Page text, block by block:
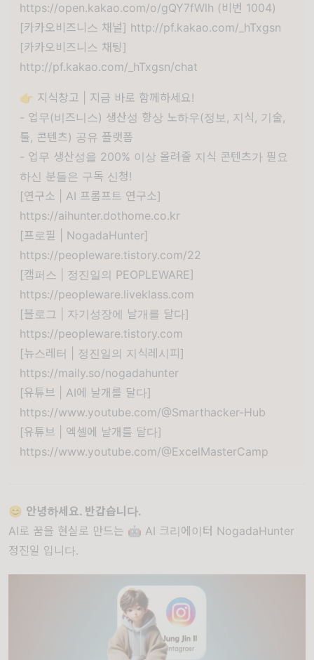
https://open.kakao.com/o/gQY7fWlh (비번 1004)
[카카오비즈니스 채널] http://pf.kakao.com/_hTxgsn
[카카오비즈니스 채팅]
http://pf.kakao.com/_hTxgsn/chat
👉 지식창고 | 지금 바로 함께하세요!
- 업무(비즈니스) 생산성 향상 노하우(정보, 지식, 기술,
툴, 콘텐츠) 공유 플랫폼
- 업무 생산성을 200% 이상 올려줄 지식 콘텐츠가 필요
하신 분들은 구독 신청!
[연구소 | AI 프롬프트 연구소]
https://aihunter.dothome.co.kr
[프로필 | NogadaHunter]
https://peopleware.tistory.com/22
[캠퍼스 | 정진일의 PEOPLEWARE]
https://peopleware.liveklass.com
[블로그 | 자기성장에 날개를 달다]
https://peopleware.tistory.com
[뉴스레터 | 정진일의 지식레시피]
https://maily.so/nogadahunter
[유튜브 | AI에 날개를 달다]
https://www.youtube.com/@Smarthacker-Hub
[유튜브 | 엑셀에 날개를 달다]
https://www.youtube.com/@ExcelMasterCamp
😊 안녕하세요. 반갑습니다.
AI로 꿈을 현실로 만드는 🤖 AI 크리에이터 NogadaHunter
정진일 입니다.